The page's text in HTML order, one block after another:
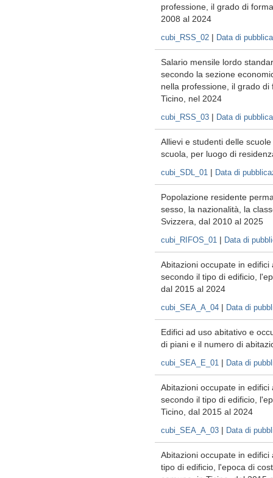
professione, il grado di
2008 al 2024
cubi_RSS_02 | Data di
Salario mensile lordo
secondo la sezione
nella professione, il grado
Ticino, nel 2024
cubi_RSS_03 | Data di
Allievi e studenti delle
scuola, per luogo di
cubi_SDL_01 | Data di
Popolazione residente
sesso, la nazionalità, la
Svizzera, dal 2010 al 2025
cubi_RIFOS_01 | Data di
Abitazioni occupate in
secondo il tipo di edificio,
dal 2015 al 2024
cubi_SEA_A_04 | Data di
Edifici ad uso abitativo e
di piani e il numero di
cubi_SEA_E_01 | Data di
Abitazioni occupate in
secondo il tipo di edificio,
Ticino, dal 2015 al 2024
cubi_SEA_A_03 | Data di
Abitazioni occupate in
tipo di edificio, l'epoca di